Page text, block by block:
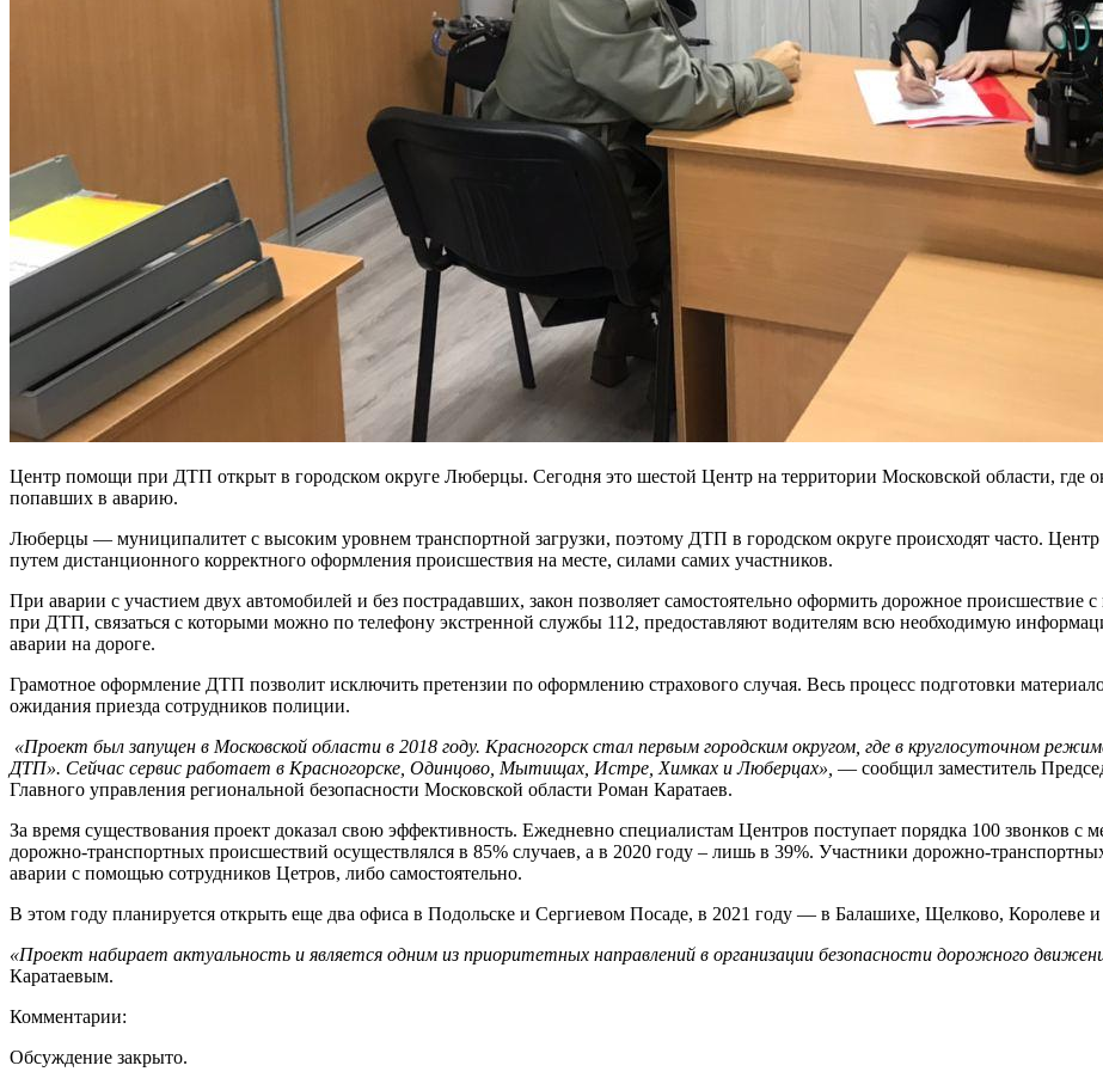
Центр помощи при ДТП открыт в городском округе Люберцы. Сегодня это шестой Центр на территории Московской области, где
попавших в аварию.
Люберцы — муниципалитет с высоким уровнем транспортной загрузки, поэтому ДТП в городском округе происходят часто. Центр
путем дистанционного корректного оформления происшествия на месте, силами самих участников.
При аварии с участием двух автомобилей и без пострадавших, закон позволяет самостоятельно оформить дорожное
при ДТП, связаться с которыми можно по телефону экстренной службы 112, предоставляют водителям всю необходимую
аварии на дороге.
Грамотное оформление ДТП позволит исключить претензии по оформлению страхового случая. Весь процесс подготовки
ожидания приезда сотрудников полиции.
«Проект был запущен в Московской области в 2018 году. Красногорск стал первым городским округом, где в круглосуточном
ДТП». Сейчас сервис работает в Красногорске, Одинцово, Мытищах, Истре, Химках и Люберцах», — сообщил заместитель
Главного управления региональной безопасности Московской области Роман Каратаев.
За время существования проект доказал свою эффективность. Ежедневно специалистам Центров поступает порядка 100 звонков
дорожно-транспортных происшествий осуществлялся в 85% случаев, а в 2020 году – лишь в 39%. Участники дорожно-
аварии с помощью сотрудников Цетров, либо самостоятельно.
В этом году планируется открыть еще два офиса в Подольске и Сергиевом Посаде, в 2021 году — в Балашихе, Щелково, Королеве
«Проект набирает актуальность и является одним из приоритетных направлений в организации безопасности дорожного
Каратаевым.
Комментарии:
Обсуждение закрыто.